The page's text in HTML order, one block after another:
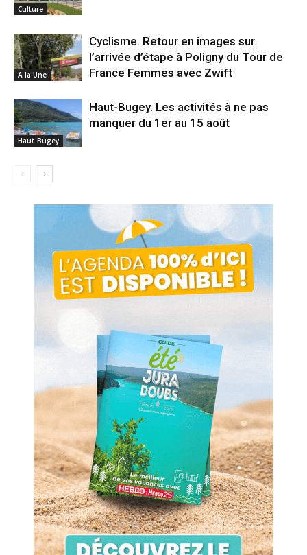
Culture
A la Une
Cyclisme. Retour en images sur
l’arrivée d’étape à Poligny du Tour de
France Femmes avec Zwift
Haut-Bugey
Haut-Bugey. Les activités à ne pas
manquer du 1er au 15 août